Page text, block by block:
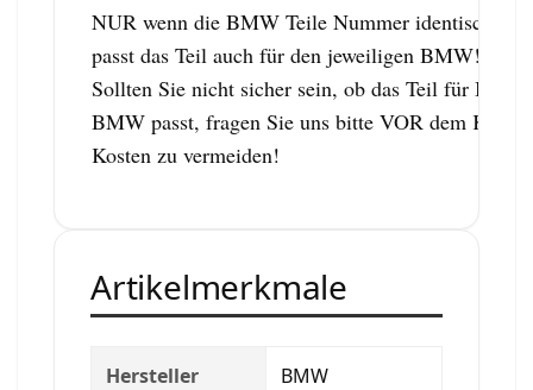
NUR wenn die BMW Teile Nummer identisch ist,
passt das Teil auch für den jeweiligen BMW!
Sollten Sie nicht sicher sein, ob das Teil für Ihren
BMW passt, fragen Sie uns bitte VOR dem Kauf,
Kosten zu vermeiden!
Artikelmerkmale
Hersteller BMW